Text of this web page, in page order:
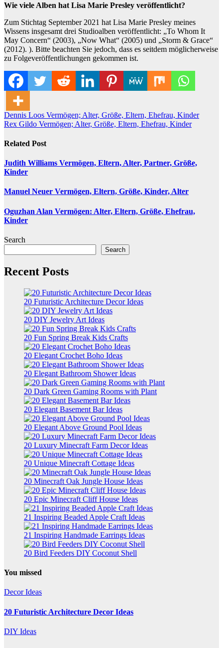
Wie viele Alben hat Lisa Marie Presley veröffentlicht?
Zum Stichtag September 2021 hat Lisa Marie Presley meines
Wissens insgesamt drei Studioalben veröffentlicht: „To Whom It
May Concern“ (2003), „Now What“ (2005) und „Storm & Grace“
(2012). ). Bitte beachten Sie jedoch, dass es seitdem möglicherweise
zu Folgeveröffentlichungen gekommen ist.
Post
navigation
Dennis Loos Vermögen; Alter, Größe, Eltern, Ehefrau, Kinder
Rex Gildo Vermögen; Alter, Größe, Eltern, Ehefrau, Kinder
Related Post
Judith Williams Vermögen, Eltern, Alter, Partner, Größe,
Kinder
Manuel Neuer Vermögen, Eltern, Größe, Kinder, Alter
Oguzhan Alan Vermögen: Alter, Eltern, Größe, Ehefrau,
Kinder
Search
Search
Recent Posts
20 Futuristic Architecture Decor Ideas
20 DIY Jewelry Art Ideas
20 Fun Spring Break Kids Crafts
20 Elegant Crochet Boho Ideas
20 Elegant Bathroom Shower Ideas
20 Dark Green Gaming Rooms with Plant
20 Elegant Basement Bar Ideas
20 Elegant Above Ground Pool Ideas
20 Luxury Minecraft Farm Decor Ideas
20 Unique Minecraft Cottage Ideas
20 Minecraft Oak Jungle House Ideas
20 Epic Minecraft Cliff House Ideas
21 Inspiring Beaded Apple Craft Ideas
21 Inspiring Handmade Earrings Ideas
20 Bird Feeders DIY Coconut Shell
You missed
Decor Ideas
20 Futuristic Architecture Decor Ideas
DIY Ideas